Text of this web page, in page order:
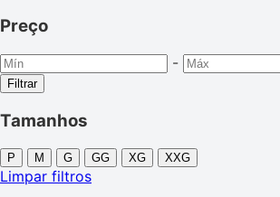
Preço
-
Filtrar
Tamanhos
P M G GG XG XXG
Limpar filtros